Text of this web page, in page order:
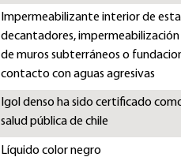
Impermeabilizante interior de
decantadores,
de muros subterráneos o
contacto con aguas agresivas
Igol denso ha sido certificado
salud pública de chile
Líquido color negro